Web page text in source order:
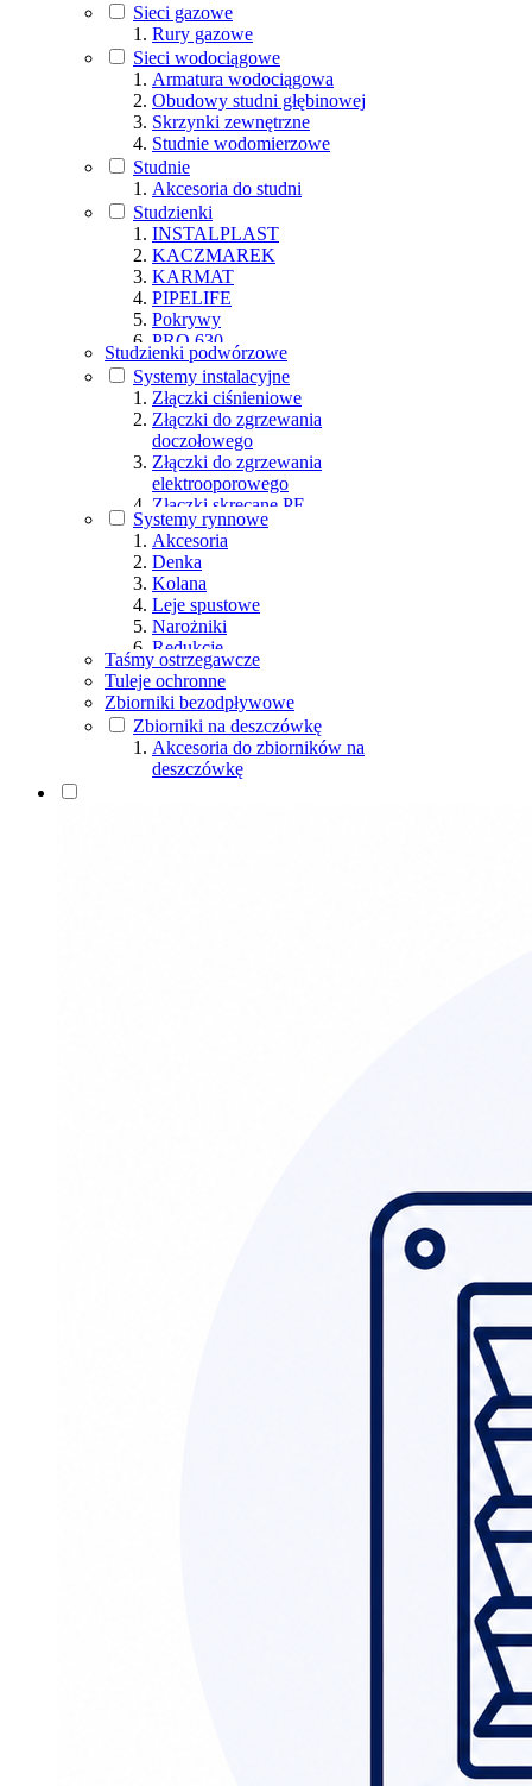
Sieci gazowe
Rury gazowe
Sieci wodociągowe
Armatura wodociągowa
Obudowy studni głębinowej
Skrzynki zewnętrzne
Studnie wodomierzowe
Studnie
Akcesoria do studni
Studzienki
INSTALPLAST
KACZMAREK
KARMAT
PIPELIFE
Pokrywy
PRO 630
PROFIL PIŁA
WAVIN
Studzienki podwórzowe
Systemy instalacyjne
Złączki ciśnieniowe
Złączki do zgrzewania
doczołowego
Złączki do zgrzewania
elektrooporowego
Złączki skręcane PE
Złączki strażackie
Systemy rynnowe
Akcesoria
Denka
Kolana
Leje spustowe
Narożniki
Redukcje
Rury
Rynny
Trójniki
Uchwyty
Złączki rury spustowej
Złączki rynny
Taśmy ostrzegawcze
Tuleje ochronne
Zbiorniki bezodpływowe
Zbiorniki na deszczówkę
Akcesoria do zbiorników na
deszczówkę